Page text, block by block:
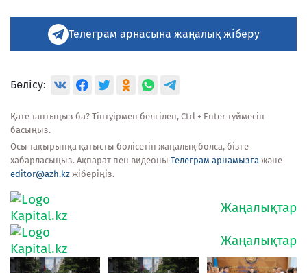
Телеграм арнасына жаңалық жіберу
Бөлісу:
Қате таптыңыз ба? Тінтуірмен белгілеп, Ctrl + Enter түймесін
басыңыз.
Осы тақырыпқа қатысты бөлісетін жаңалық болса, бізге
хабарласыңыз. Ақпарат пен видеоны Телеграм арнамызға және
editor@azh.kz жіберіңіз.